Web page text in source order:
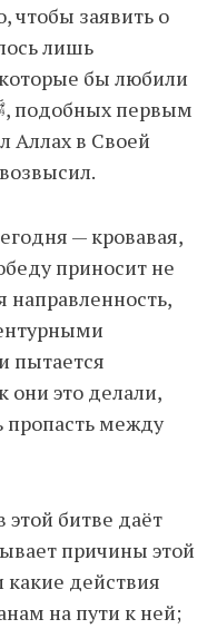
чтобы заявить о
лишь
бы любили
Аллах в Своей
— кровавая,
приносит не
направленность,
пытается
они это делали,
пропасть между
этой битве даёт
причины этой
действия
на пути к ней;